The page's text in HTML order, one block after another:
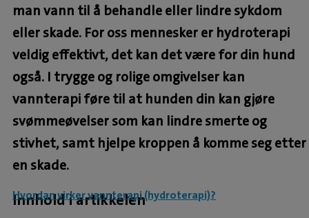
man vann til å behandle eller lindre sykdom
eller skade. For oss mennesker er hydroterapi
veldig effektivt, det kan det være for din hund
også. I trygge og rolige omgivelser kan
vannterapi føre til at hunden din kan gjøre
svømmeøvelser som kan lindre smerte og
stivhet, samt hjelpe kroppen å komme seg etter
en skade.
Innhold i artikkelen
Hvordan virker vannterapi (hydroterapi)?